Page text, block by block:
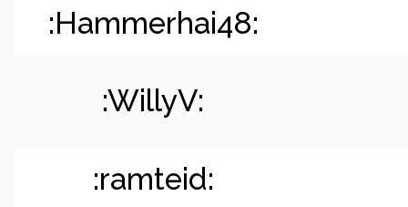
:Hammerhai48:
:WillyV:
:ramteid: